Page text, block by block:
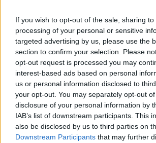
If you wish to opt-out of the sale, sharing
processing of your personal or sensitive
targeted advertising by us, please use the
section to confirm your selection. Please
opt-out request is processed you may
interest-based ads based on personal
us or personal information disclosed to
your opt-out. You may separately opt-out
disclosure of your personal information by
IAB’s list of downstream participants. This
also be disclosed by us to third parties on
Downstream Participants that may further
Χρηματοδότηση 8 εκατ.
ευρώ σε 843 μέσα
ενημέρωσης- Ξεκίνησε το
πενταετές πρόγραμμα
ενίσχυσης του Τύπου
Metlen:
α'
ευρώ –
εκατ.
Η Chery επενδύει 75 εκατ. δολάρια στην